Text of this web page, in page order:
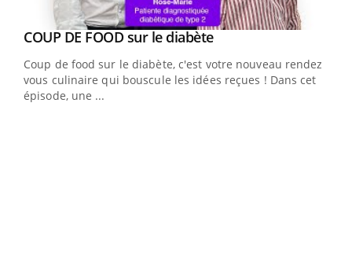
Youtube
COUP DE FOOD sur le diabèteYoutube
Coup de food sur le diabète, c'est votre nouveau rendez-
vous culinaire qui bouscule les idées reçues ! Dans cet
épisode, une ...